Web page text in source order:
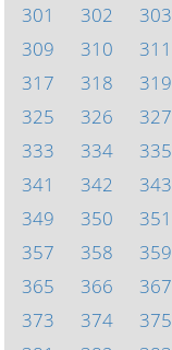
301
302 303
309
310 311
317
318 319
325
326 327
333
334 335
341
342 343
349
350 351
357
358 359
365
366 367
373
374 375